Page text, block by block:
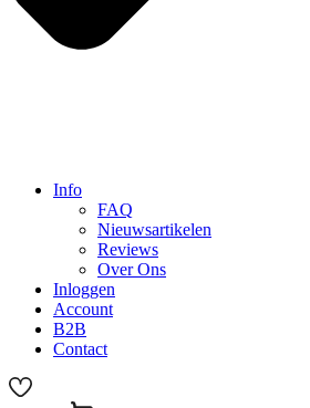
Info
FAQ
Nieuwsartikelen
Reviews
Over Ons
Inloggen
Account
B2B
Contact